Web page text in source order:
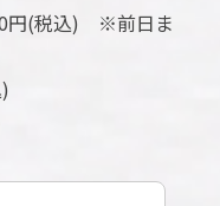
円(税込) ※前日ま